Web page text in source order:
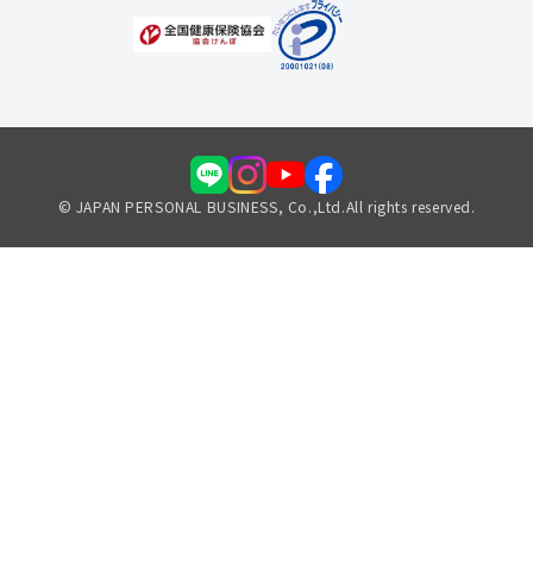
© JAPAN PERSONAL BUSINESS, Co.,Ltd.All rights reserved.